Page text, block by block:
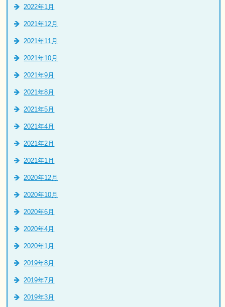
2022年1月
2021年12月
2021年11月
2021年10月
2021年9月
2021年8月
2021年5月
2021年4月
2021年2月
2021年1月
2020年12月
2020年10月
2020年6月
2020年4月
2020年1月
2019年8月
2019年7月
2019年3月